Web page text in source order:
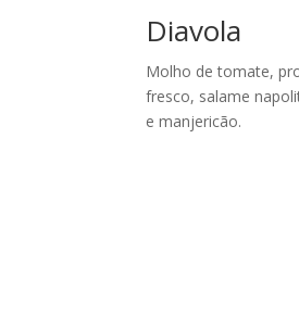
Diavola
Molho de tomate,
fresco, salame
e manjericão.